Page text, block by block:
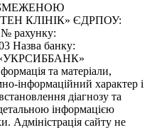
КЛІНІК» ЄДРПОУ:
рахунку:
Назва банку:
та матеріали,
інформаційний характер і
діагнозу та
інформацією
Адміністрація сайту не